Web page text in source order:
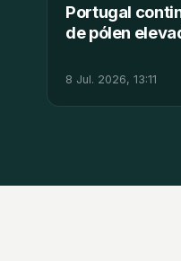
Portugal
de pólen
8 Jul. 2026, 13:11